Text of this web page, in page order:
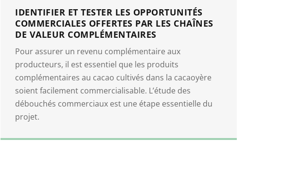
IDENTIFIER ET TESTER LES OPPORTUNITÉS
COMMERCIALES OFFERTES PAR LES CHAÎNES
DE VALEUR COMPLÉMENTAIRES
Pour assurer un revenu complémentaire aux
producteurs, il est essentiel que les produits
complémentaires au cacao cultivés dans la cacaoyère
soient facilement commercialisable. L’étude des
débouchés commerciaux est une étape essentielle du
projet.